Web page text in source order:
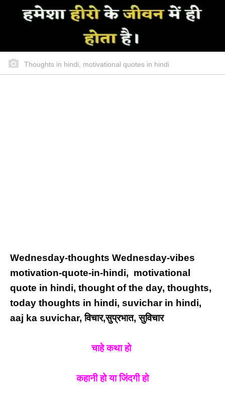
Thoughts in hindi, motivational quotes in hindi
Wednesday-thoughts Wednesday-vibes
motivation-quote-in-hindi, motivational
quote in hindi, thought of the day, thoughts,
today thoughts in hindi, suvichar in hindi,
aaj ka suvichar, विचार,सुप्रभात, सुविचार
चाहे कथा हो
कहानी हो या जिंदगी हो